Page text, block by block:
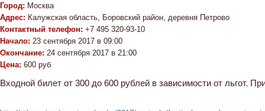
Город: Москва
Адрес: Калужская область, Боровский район, деревня Петрово
Контактный телефон: +7 495 320-93-10
Начало: 23 сентября 2017 в 09:00
Окончание: 24 сентября 2017 в 21:00
Цена: 600 руб
Входной билет от 300 до 600 рублей в зависимости от льгот.